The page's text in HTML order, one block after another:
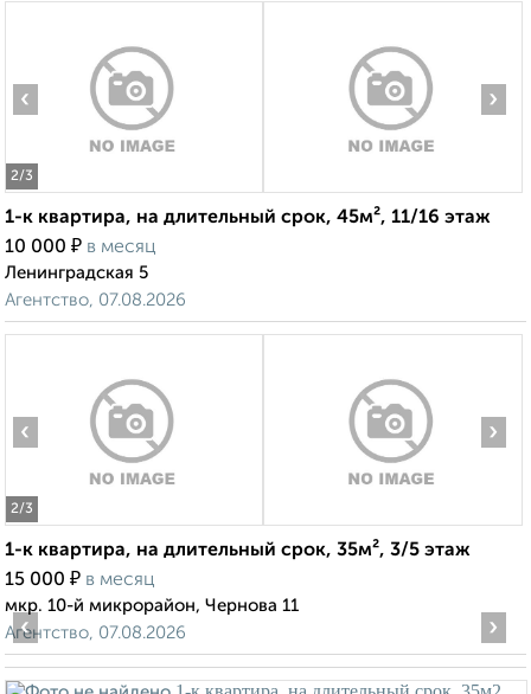
2/3
‹ ›
1-к квартира, на длительный срок, 45м², 11/16 этаж
10 000 ₽ в месяц
Ленинградская 5
Агентство, 07.08.2026
2/3
‹ ›
1-к квартира, на длительный срок, 35м², 3/5 этаж
15 000 ₽ в месяц
мкр. 10-й микрорайон, Чернова 11
Агентство, 07.08.2026
‹ ›